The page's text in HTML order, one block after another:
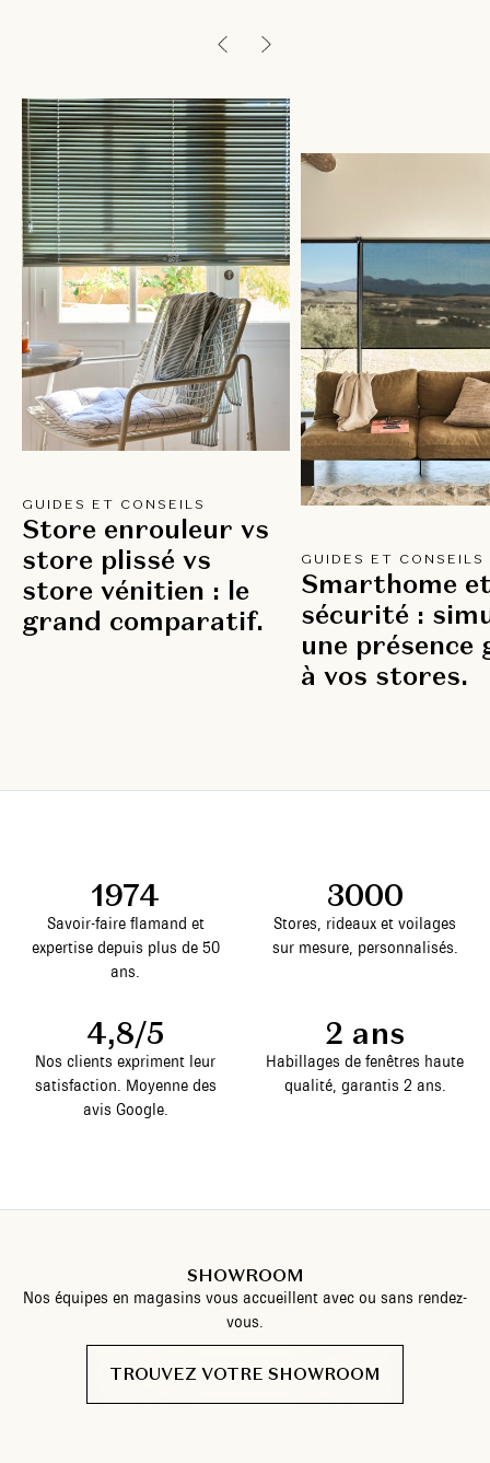
GUIDES ET CONSEILS
Store enrouleur vs
store plissé vs
store vénitien : le
grand comparatif.
GUIDES ET CONSEILS
Smarthome
sécurité :
une présence
à vos stores.
1974
Savoir-faire flamand et
expertise depuis plus de 50
ans.
3000
Stores, rideaux et voilages
sur mesure, personnalisés.
4,8/5
Nos clients expriment leur
satisfaction. Moyenne des
avis Google.
2 ans
Habillages de fenêtres haute
qualité, garantis 2 ans.
SHOWROOM
Nos équipes en magasins vous accueillent avec ou sans rendez-
vous.
TROUVEZ VOTRE SHOWROOM